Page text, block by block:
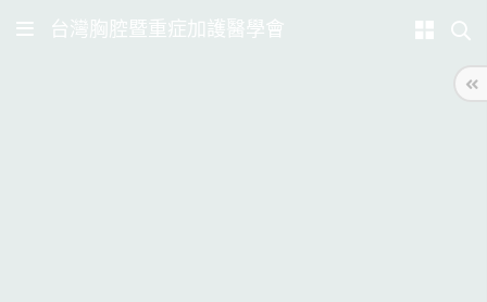
台灣胸腔暨重症加護醫學會